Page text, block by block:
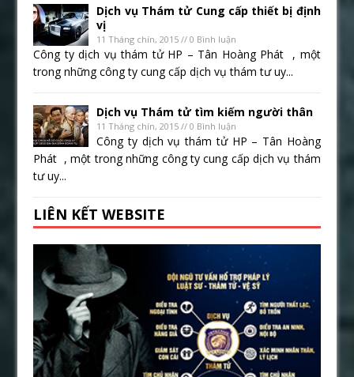
Dịch vụ Thám tử Cung cấp thiết bị định
vị
11 Tháng chín, 2015 // 0 Bình luận
Công ty dịch vụ thám tử HP – Tân Hoàng Phát , một
trong những công ty cung cấp dịch vụ thám tư uy...
Dịch vụ Thám tử tìm kiếm người thân
11 Tháng chín, 2015 // 0 Bình luận
Công ty dịch vụ thám tử HP – Tân Hoàng
Phát , một trong những công ty cung cấp dịch vụ thám
tư uy...
LIÊN KẾT WEBSITE